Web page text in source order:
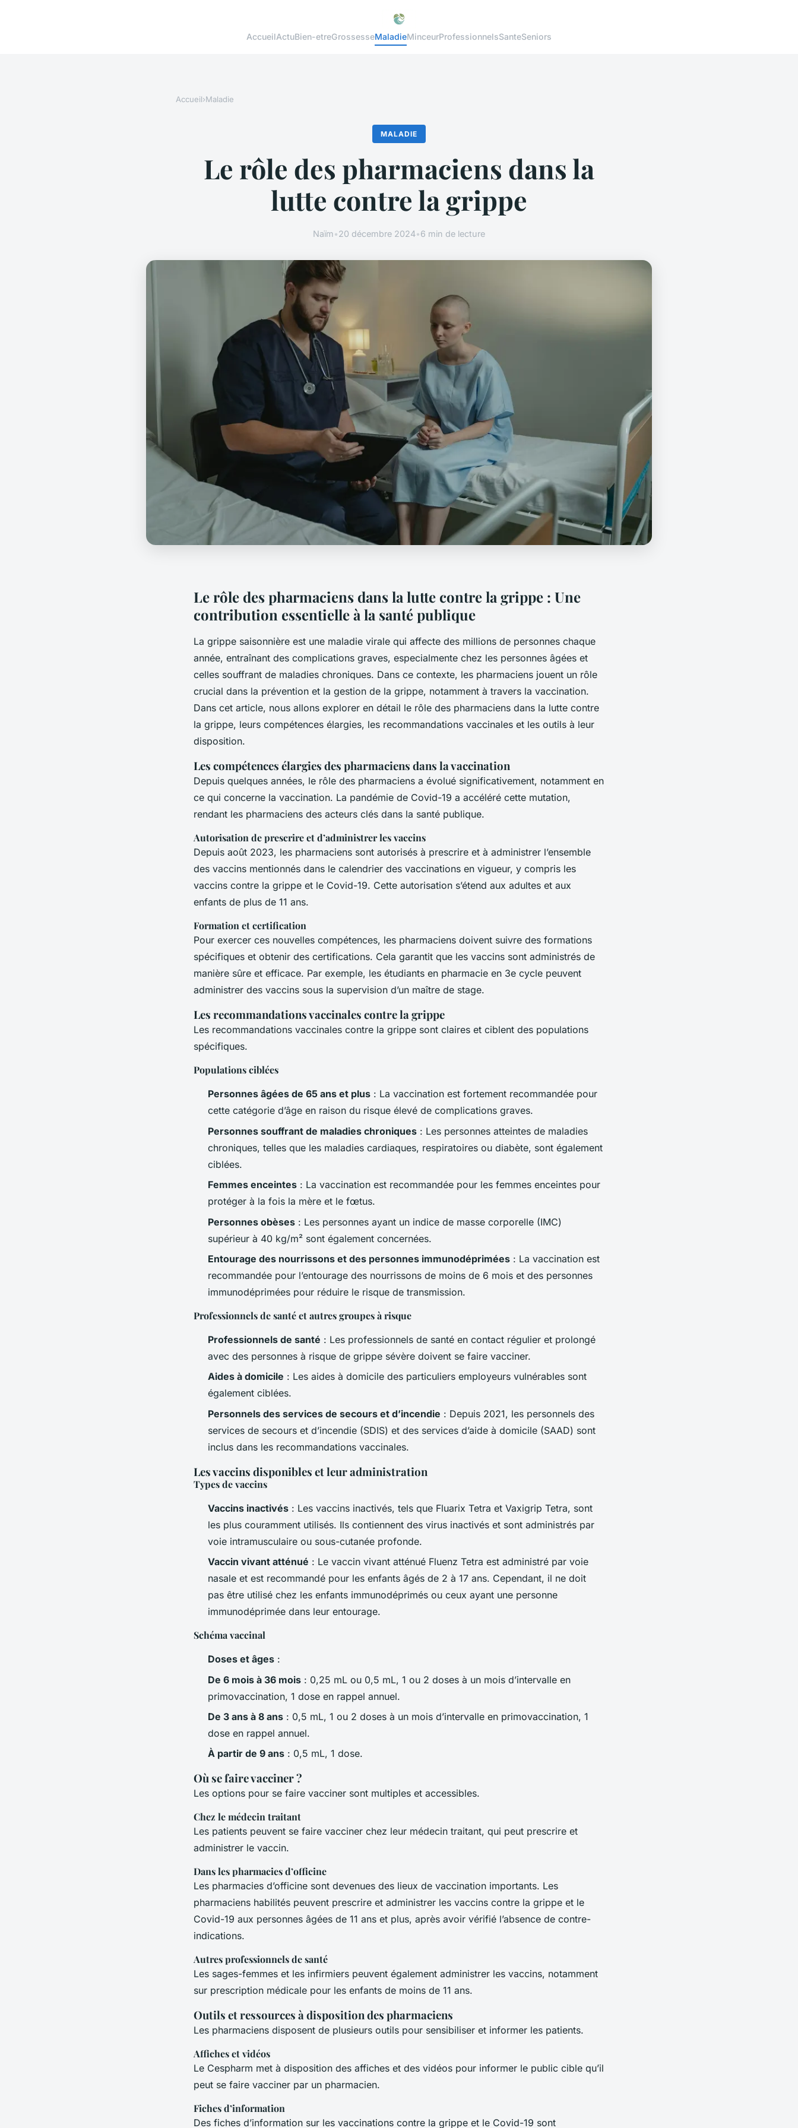
AccueilActuBien-etreGrossesseMaladieMinceurProfessionnelsSanteSeniors
Accueil›Maladie
MALADIE
Le rôle des pharmaciens dans la
lutte contre la grippe
Naïm•20 décembre 2024•6 min de lecture
Le rôle des pharmaciens dans la lutte contre la grippe : Une
contribution essentielle à la santé publique
La grippe saisonnière est une maladie virale qui affecte des millions de personnes chaque
année, entraînant des complications graves, especialmente chez les personnes âgées et
celles souffrant de maladies chroniques. Dans ce contexte, les pharmaciens jouent un rôle
crucial dans la prévention et la gestion de la grippe, notamment à travers la vaccination.
Dans cet article, nous allons explorer en détail le rôle des pharmaciens dans la lutte contre
la grippe, leurs compétences élargies, les recommandations vaccinales et les outils à leur
disposition.
Les compétences élargies des pharmaciens dans la vaccination
Depuis quelques années, le rôle des pharmaciens a évolué significativement, notamment en
ce qui concerne la vaccination. La pandémie de Covid-19 a accéléré cette mutation,
rendant les pharmaciens des acteurs clés dans la santé publique.
Autorisation de prescrire et d’administrer les vaccins
Depuis août 2023, les pharmaciens sont autorisés à prescrire et à administrer l’ensemble
des vaccins mentionnés dans le calendrier des vaccinations en vigueur, y compris les
vaccins contre la grippe et le Covid-19. Cette autorisation s’étend aux adultes et aux
enfants de plus de 11 ans.
Formation et certification
Pour exercer ces nouvelles compétences, les pharmaciens doivent suivre des formations
spécifiques et obtenir des certifications. Cela garantit que les vaccins sont administrés de
manière sûre et efficace. Par exemple, les étudiants en pharmacie en 3e cycle peuvent
administrer des vaccins sous la supervision d’un maître de stage.
Les recommandations vaccinales contre la grippe
Les recommandations vaccinales contre la grippe sont claires et ciblent des populations
spécifiques.
Populations ciblées
Personnes âgées de 65 ans et plus : La vaccination est fortement recommandée pour
cette catégorie d’âge en raison du risque élevé de complications graves.
Personnes souffrant de maladies chroniques : Les personnes atteintes de maladies
chroniques, telles que les maladies cardiaques, respiratoires ou diabète, sont également
ciblées.
Femmes enceintes : La vaccination est recommandée pour les femmes enceintes pour
protéger à la fois la mère et le fœtus.
Personnes obèses : Les personnes ayant un indice de masse corporelle (IMC)
supérieur à 40 kg/m² sont également concernées.
Entourage des nourrissons et des personnes immunodéprimées : La vaccination est
recommandée pour l’entourage des nourrissons de moins de 6 mois et des personnes
immunodéprimées pour réduire le risque de transmission.
Professionnels de santé et autres groupes à risque
Professionnels de santé : Les professionnels de santé en contact régulier et prolongé
avec des personnes à risque de grippe sévère doivent se faire vacciner.
Aides à domicile : Les aides à domicile des particuliers employeurs vulnérables sont
également ciblées.
Personnels des services de secours et d’incendie : Depuis 2021, les personnels des
services de secours et d’incendie (SDIS) et des services d’aide à domicile (SAAD) sont
inclus dans les recommandations vaccinales.
Les vaccins disponibles et leur administration
Types de vaccins
Vaccins inactivés : Les vaccins inactivés, tels que Fluarix Tetra et Vaxigrip Tetra, sont
les plus couramment utilisés. Ils contiennent des virus inactivés et sont administrés par
voie intramusculaire ou sous-cutanée profonde.
Vaccin vivant atténué : Le vaccin vivant atténué Fluenz Tetra est administré par voie
nasale et est recommandé pour les enfants âgés de 2 à 17 ans. Cependant, il ne doit
pas être utilisé chez les enfants immunodéprimés ou ceux ayant une personne
immunodéprimée dans leur entourage.
Schéma vaccinal
Doses et âges :
De 6 mois à 36 mois : 0,25 mL ou 0,5 mL, 1 ou 2 doses à un mois d’intervalle en
primovaccination, 1 dose en rappel annuel.
De 3 ans à 8 ans : 0,5 mL, 1 ou 2 doses à un mois d’intervalle en primovaccination, 1
dose en rappel annuel.
À partir de 9 ans : 0,5 mL, 1 dose.
Où se faire vacciner ?
Les options pour se faire vacciner sont multiples et accessibles.
Chez le médecin traitant
Les patients peuvent se faire vacciner chez leur médecin traitant, qui peut prescrire et
administrer le vaccin.
Dans les pharmacies d’officine
Les pharmacies d’officine sont devenues des lieux de vaccination importants. Les
pharmaciens habilités peuvent prescrire et administrer les vaccins contre la grippe et le
Covid-19 aux personnes âgées de 11 ans et plus, après avoir vérifié l’absence de contre-
indications.
Autres professionnels de santé
Les sages-femmes et les infirmiers peuvent également administrer les vaccins, notamment
sur prescription médicale pour les enfants de moins de 11 ans.
Outils et ressources à disposition des pharmaciens
Les pharmaciens disposent de plusieurs outils pour sensibiliser et informer les patients.
Affiches et vidéos
Le Cespharm met à disposition des affiches et des vidéos pour informer le public cible qu’il
peut se faire vacciner par un pharmacien.
Fiches d’information
Des fiches d’information sur les vaccinations contre la grippe et le Covid-19 sont